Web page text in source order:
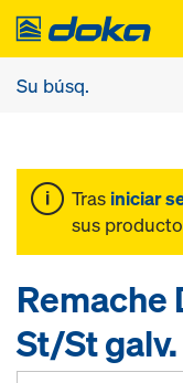
Tras iniciar
sus
Remache
St/St galv.